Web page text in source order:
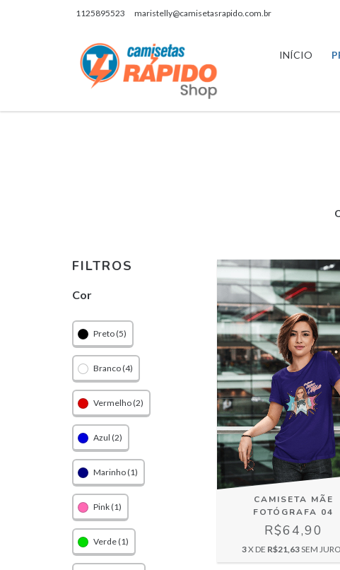
1125895523 maristelly@camisetasrapido.com.br
INÍCIO
FILTROS
Cor
Preto (5)
Branco (4)
Vermelho (2)
Azul (2)
Marinho (1)
Pink (1)
Verde (1)
CAMISETA MÃE
FOTÓGRAFA 04
R$64,90
3X DE R$21,63SEM